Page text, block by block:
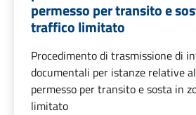
permesso per transito e
traffico limitato
Procedimento di trasmissione di
documentali per istanze relative
permesso per transito e sosta in
limitato